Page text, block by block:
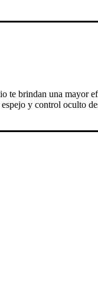
brindan una mayor
y control oculto